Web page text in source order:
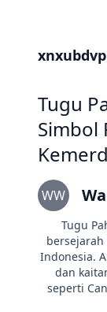
Tugu
Simbol
WW
Tugu
Indonesia.
dan
seperti